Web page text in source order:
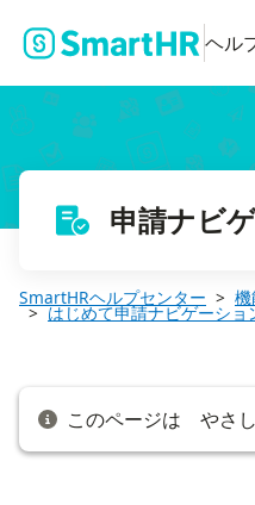
ヘル
申請ナビ
SmartHRヘルプセンター 機
はじめて申請ナビゲーショ
このページは やさ